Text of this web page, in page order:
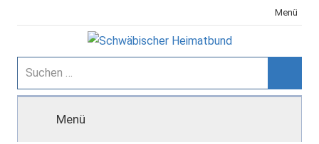
Inhalt
Menü
Schwäbischer
Heimatbund
Suchen
nach:
Menü